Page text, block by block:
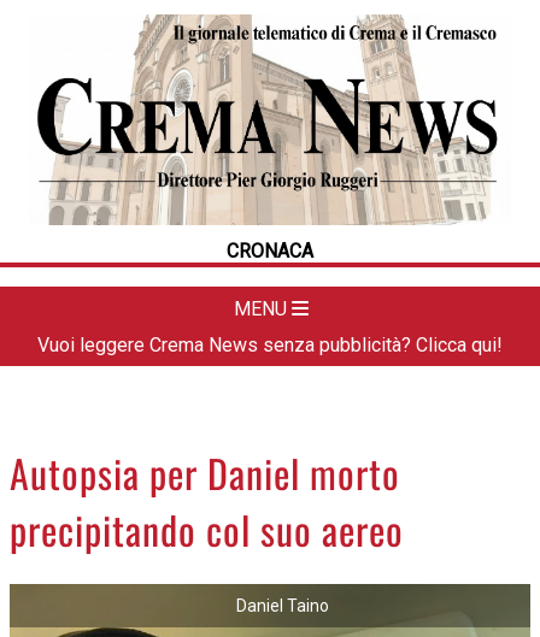
CRONACA
MENU
HOME
CRONACA
POLITICA
LA FOTO
DAL TERRITORIO
APPUNTAMENTI
LA PIAZZA
ANIMALI
Vuoi leggere Crema News senza pubblicità? Clicca qui!
Autopsia per Daniel morto
precipitando col suo aereo
Daniel Taino